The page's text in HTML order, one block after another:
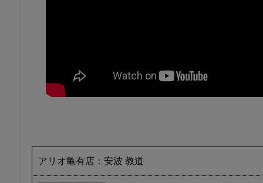
アリオ亀有店：安波 教道